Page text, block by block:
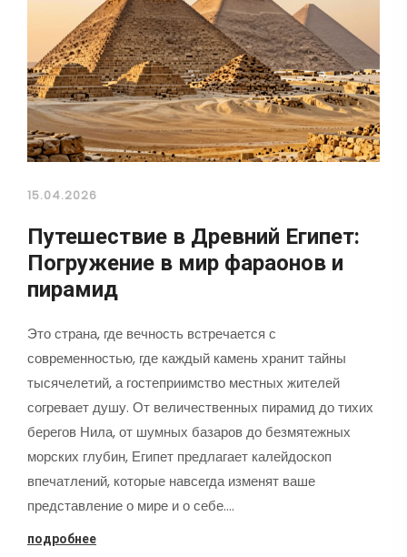
15.04.2026
Путешествие в Древний Египет:
Погружение в мир фараонов и
пирамид
Это страна, где вечность встречается с
современностью, где каждый камень хранит тайны
тысячелетий, а гостеприимство местных жителей
согревает душу. От величественных пирамид до тихих
берегов Нила, от шумных базаров до безмятежных
морских глубин, Египет предлагает калейдоскоп
впечатлений, которые навсегда изменят ваше
представление о мире и о себе.…
подробнее